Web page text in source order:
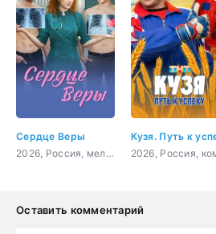
Сердце Веры
2026, Россия, мелодрама
Оставить комментарий